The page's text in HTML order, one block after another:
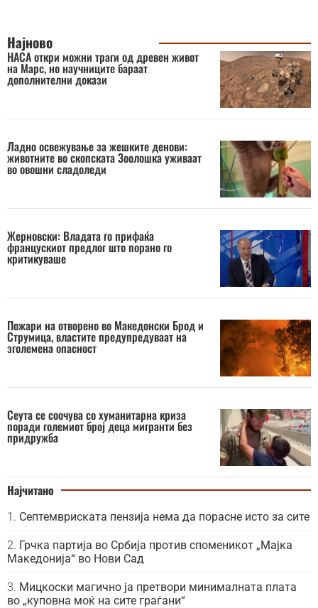
Најново
НАСА откри можни траги од древен живот
на Марс, но научниците бараат
дополнителни докази
Ладно освежување за жешките денови:
животните во скопската Зоолошка уживаат
во овошни сладоледи
Жерновски: Владата го прифаќа
францускиот предлог што порано го
критикуваше
Пожари на отворено во Македонски Брод и
Струмица, властите предупредуваат на
зголемена опасност
Сеута се соочува со хуманитарна криза
поради големиот број деца мигранти без
придружба
Најчитано
Септемвриската пензија нема да порасне исто за сите
Грчка партија во Србија против споменикот „Мајка
Македонија“ во Нови Сад
Мицкоски магично ја претвори минималната плата
во „куповна моќ на сите граѓани“